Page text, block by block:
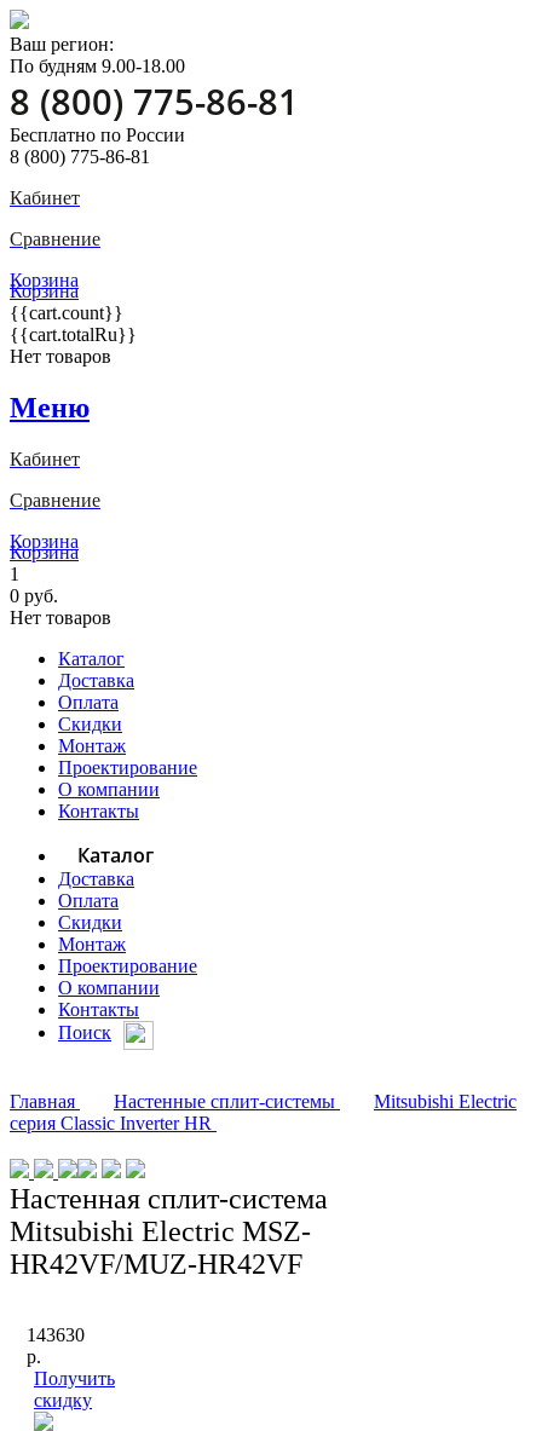
Ваш регион:
По будням 9.00-18.00
8 (800) 775-86-81
Бесплатно по России
8 (800) 775-86-81
Кабинет
Сравнение
Корзина
Корзина
{{cart.count}}
{{cart.totalRu}}
Нет товаров
Меню
Кабинет
Сравнение
Корзина
Корзина
1
0 руб.
Нет товаров
Каталог
Доставка
Оплата
Скидки
Монтаж
Проектирование
О компании
Контакты
Каталог
Доставка
Оплата
Скидки
Монтаж
Проектирование
О компании
Контакты
Поиск
Главная Настенные сплит-системы
Mitsubishi Electric
серия Classic Inverter HR
Настенная сплит-система
Mitsubishi Electric MSZ-
HR42VF/MUZ-HR42VF
143630
р.
Получить
скидку